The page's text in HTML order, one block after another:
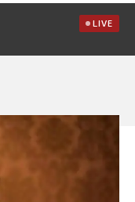
LIVE